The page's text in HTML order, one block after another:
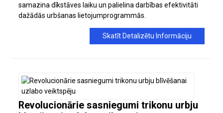
samazina dīkstāves laiku un palielina darbības efektivitāti
dažādās urbšanas lietojumprogrammās.
Skatīt Detalizētu Informāciju
Revolucionārie sasniegumi trikonu urbju